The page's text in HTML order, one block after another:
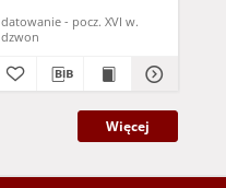
datowanie - pocz. XVI w.
dzwon
Więcej